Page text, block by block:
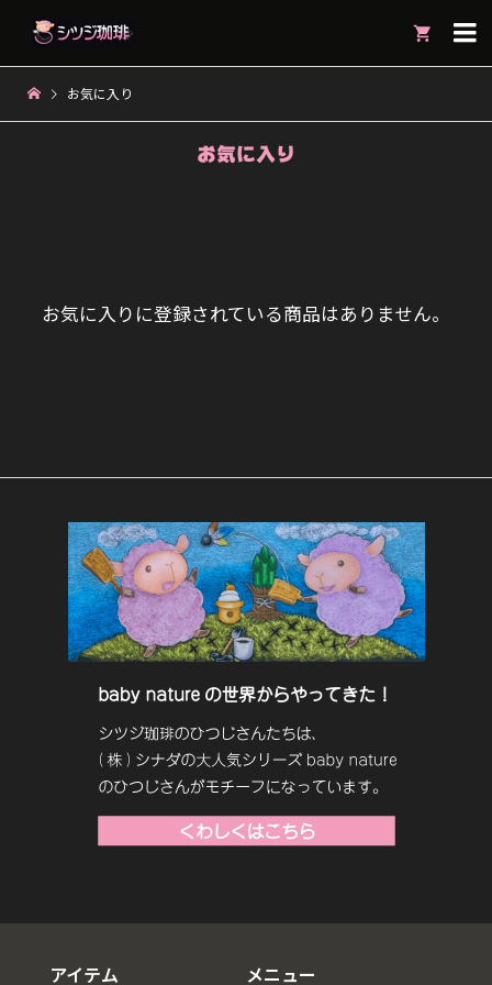

お気に入り
お気に入り
お気に入りに登録されている商品はありません。
アイテム メニュー